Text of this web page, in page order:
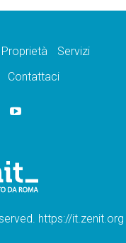
Proprietà
Servizi
Contattaci
https://it.zenit.org